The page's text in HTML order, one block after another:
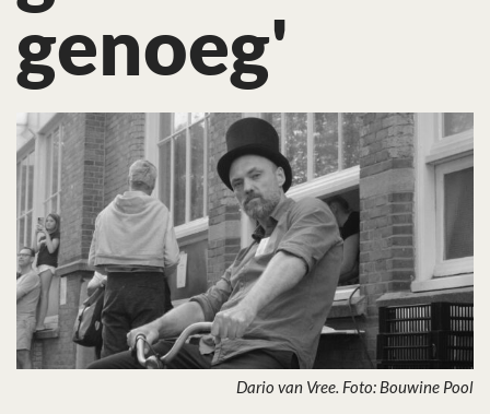
genoeg'
Dario van Vree. Foto: Bouwine Pool